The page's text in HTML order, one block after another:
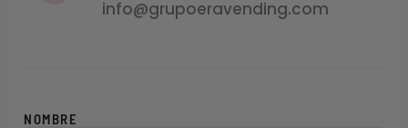
info@grupoeravending.com
NOMBRE